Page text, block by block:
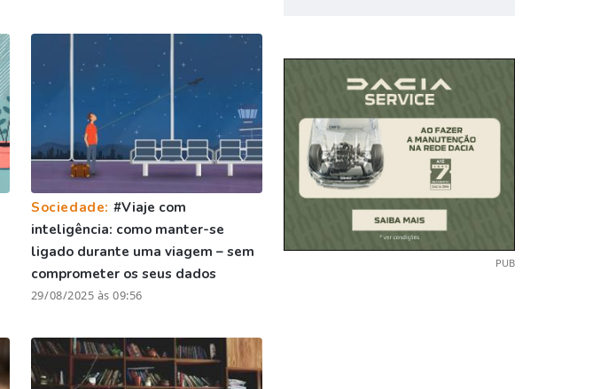
Sociedade: #Viaje com
inteligência: como manter-se
ligado durante uma viagem – sem
comprometer os seus dados
29/08/2025 às 09:56
PUB